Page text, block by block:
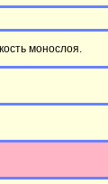
монослоя.